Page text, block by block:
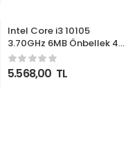
Intel Core i3 10105
3.70GHz 6MB Önbellek 4
Çekirdek 1200 14nm Box
İşlemci (Fanlı)
5.568,00 TL